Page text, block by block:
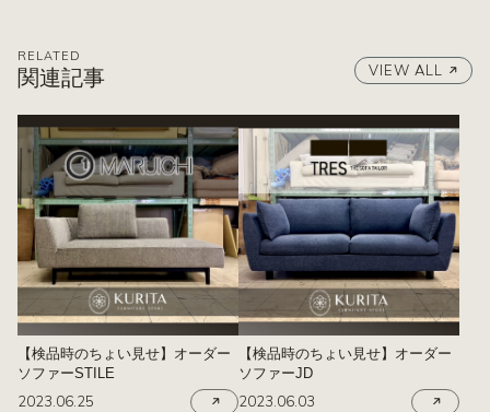
RELATED
関連記事 VIEW ALL
【検品時のちょい見せ】オーダー
ソファーSTILE
2023.06.25
【検品時のちょい見せ】オーダー
ソファーJD
2023.06.03